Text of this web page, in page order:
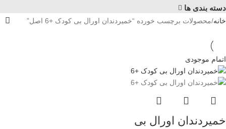
دسته بندی ها
خانه محصولات برچسب خورده “خمیردندان اورال بی کودک +6 اصل”
اتمام موجودی
خمیردندان اورال بی